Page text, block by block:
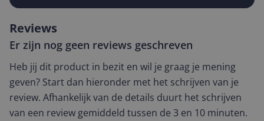
Reviews
Er zijn nog geen reviews geschreven
Heb jij dit product in bezit en wil je graag je mening
geven? Start dan hieronder met het schrijven van je
review. Afhankelijk van de details duurt het schrijven
van een review gemiddeld tussen de 3 en 10 minuten.